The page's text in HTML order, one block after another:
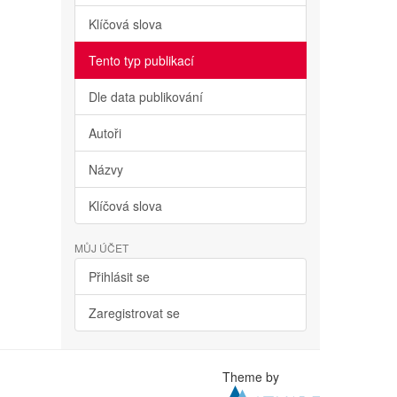
Klíčová slova
Tento typ publikací
Dle data publikování
Autoři
Názvy
Klíčová slova
MŮJ ÚČET
Přihlásit se
Zaregistrovat se
Theme by